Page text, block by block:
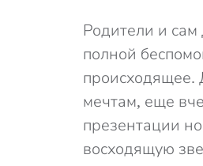
Родители и
полной
происходящее.
мечтам, еще
презентации
восходящую